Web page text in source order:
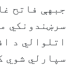
جبهې فاتح
سرښندونكي
اتلوالي د
سپارلي شوي